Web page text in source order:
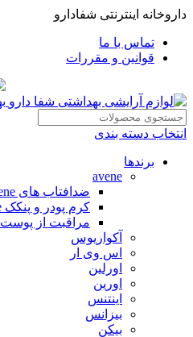
داروخانه اینترنتی شفادارو
تماس با ما
قوانین و مقررات
انتخاب دسته بندی
برندها
avene
ضدافتاب های avene
کرم پودر و پنکک avene
مراقبت از پوست avene
آکواریوس
اس وی ار
اورلین
اورین
اینتنس
بیزانس
بیکن